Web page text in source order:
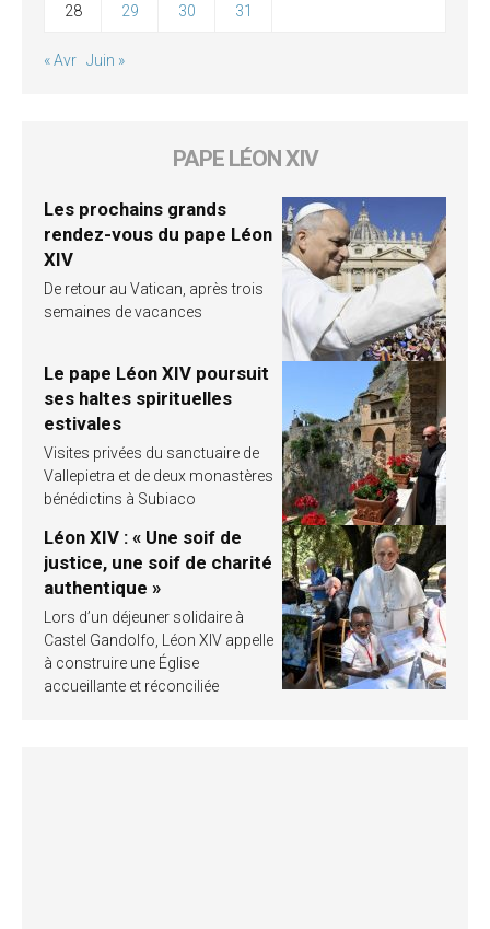
28 29 30 31
« Avr Juin »
PAPE LÉON XIV
Les prochains grands
rendez-vous du pape Léon
XIV
De retour au Vatican, après trois
semaines de vacances
Le pape Léon XIV poursuit
ses haltes spirituelles
estivales
Visites privées du sanctuaire de
Vallepietra et de deux monastères
bénédictins à Subiaco
Léon XIV : « Une soif de
justice, une soif de charité
authentique »
Lors d’un déjeuner solidaire à
Castel Gandolfo, Léon XIV appelle
à construire une Église
accueillante et réconciliée